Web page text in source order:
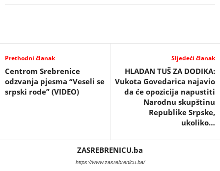
Prethodni članak
Centrom Srebrenice
odzvanja pjesma “Veseli se
srpski rode” (VIDEO)
Sljedeći članak
HLADAN TUŠ ZA DODIKA:
Vukota Govedarica najavio
da će opozicija napustiti
Narodnu skupštinu
Republike Srpske,
ukoliko…
ZASREBRENICU.ba
https://www.zasrebrenicu.ba/